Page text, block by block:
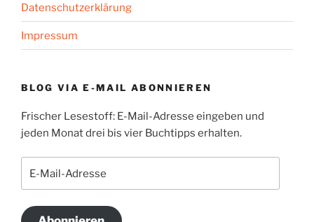
Datenschutzerklärung
Impressum
BLOG VIA E-MAIL ABONNIEREN
Frischer Lesestoff: E-Mail-Adresse eingeben und
jeden Monat drei bis vier Buchtipps erhalten.
Mail-